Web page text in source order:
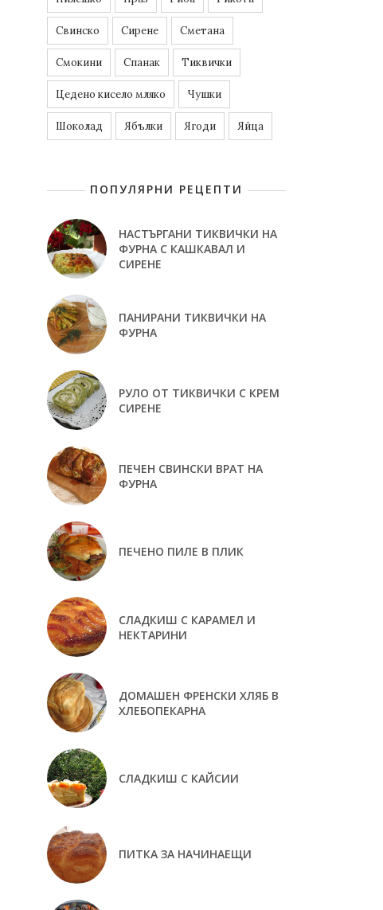
Свинско Сирене Сметана
Смокини Спанак Тиквички
Цедено кисело мляко Чушки
Шоколад Ябълки Ягоди Яйца
ПОПУЛЯРНИ РЕЦЕПТИ
НАСТЪРГАНИ ТИКВИЧКИ НА
ФУРНА С КАШКАВАЛ И
СИРЕНЕ
ПАНИРАНИ ТИКВИЧКИ НА
ФУРНА
РУЛО ОТ ТИКВИЧКИ С КРЕМ
СИРЕНЕ
ПЕЧЕН СВИНСКИ ВРАТ НА
ФУРНА
ПЕЧЕНО ПИЛЕ В ПЛИК
СЛАДКИШ С КАРАМЕЛ И
НЕКТАРИНИ
ДОМАШЕН ФРЕНСКИ ХЛЯБ В
ХЛЕБОПЕКАРНА
СЛАДКИШ С КАЙСИИ
ПИТКА ЗА НАЧИНАЕЩИ